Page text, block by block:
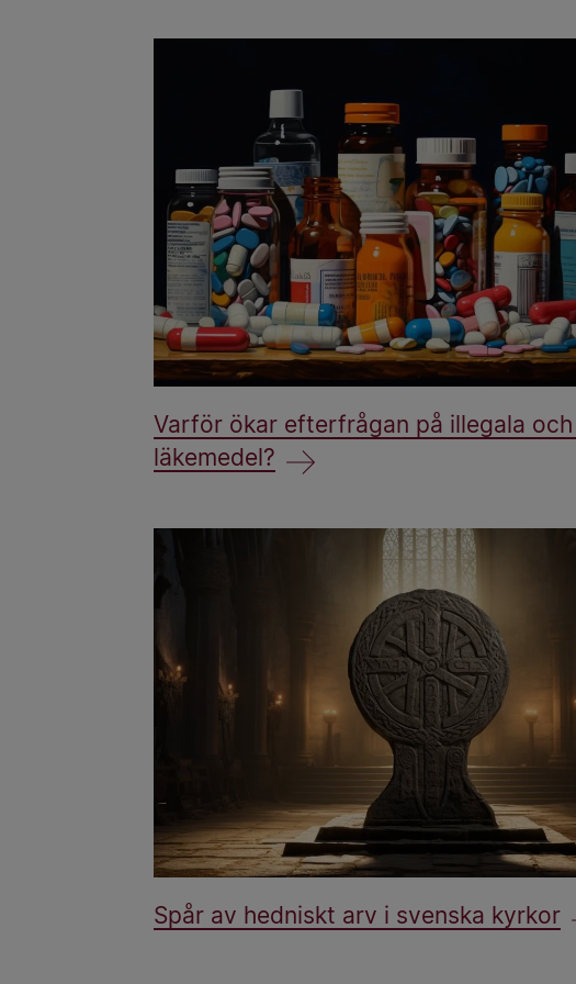
Varför ökar efterfrågan på illegala
läkemedel?
Spår av hedniskt arv i svenska kyrkor